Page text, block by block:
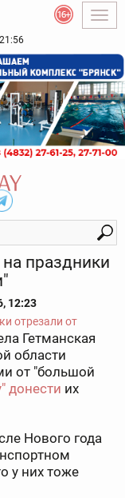
праздники
12:23
Гетманская
области
от "большой
донести их
Нового года
у них тоже